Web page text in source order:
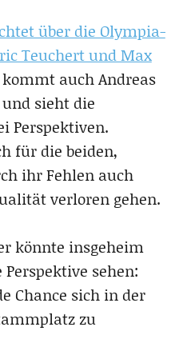
über die Olympia-
Teuchert und Max
auch Andreas
sieht die
Perspektiven.
für die beiden,
ihr Fehlen auch
verloren gehen.
könnte insgeheim
sehen:
Chance sich in der
zu